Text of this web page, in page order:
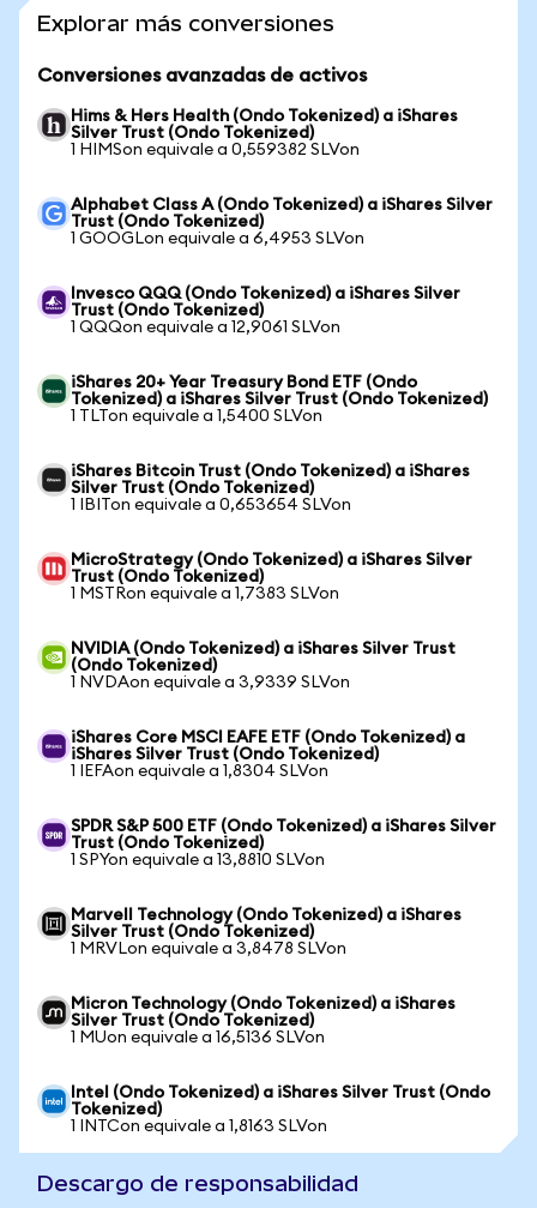
Explorar más conversiones
Conversiones avanzadas de activos
Hims & Hers Health (Ondo Tokenized) a iShares
Silver Trust (Ondo Tokenized)
1 HIMSon equivale a 0,559382 SLVon
Alphabet Class A (Ondo Tokenized) a iShares Silver
Trust (Ondo Tokenized)
1 GOOGLon equivale a 6,4953 SLVon
Invesco QQQ (Ondo Tokenized) a iShares Silver
Trust (Ondo Tokenized)
1 QQQon equivale a 12,9061 SLVon
iShares 20+ Year Treasury Bond ETF (Ondo
Tokenized) a iShares Silver Trust (Ondo Tokenized)
1 TLTon equivale a 1,5400 SLVon
iShares Bitcoin Trust (Ondo Tokenized) a iShares
Silver Trust (Ondo Tokenized)
1 IBITon equivale a 0,653654 SLVon
MicroStrategy (Ondo Tokenized) a iShares Silver
Trust (Ondo Tokenized)
1 MSTRon equivale a 1,7383 SLVon
NVIDIA (Ondo Tokenized) a iShares Silver Trust
(Ondo Tokenized)
1 NVDAon equivale a 3,9339 SLVon
iShares Core MSCI EAFE ETF (Ondo Tokenized) a
iShares Silver Trust (Ondo Tokenized)
1 IEFAon equivale a 1,8304 SLVon
SPDR S&P 500 ETF (Ondo Tokenized) a iShares Silver
Trust (Ondo Tokenized)
1 SPYon equivale a 13,8810 SLVon
Marvell Technology (Ondo Tokenized) a iShares
Silver Trust (Ondo Tokenized)
1 MRVLon equivale a 3,8478 SLVon
Micron Technology (Ondo Tokenized) a iShares
Silver Trust (Ondo Tokenized)
1 MUon equivale a 16,5136 SLVon
Intel (Ondo Tokenized) a iShares Silver Trust (Ondo
Tokenized)
1 INTCon equivale a 1,8163 SLVon
Descargo de responsabilidad